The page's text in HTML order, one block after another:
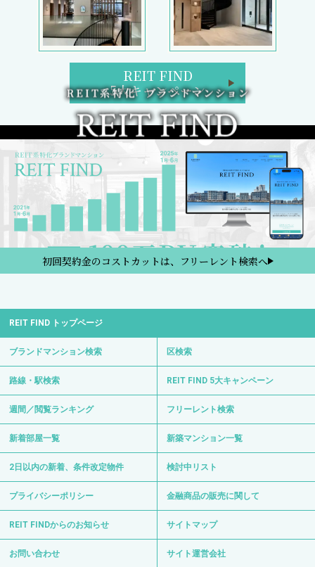
REIT FIND
5大キャンペーン
初回契約金のコストカットは、フリーレント検索へ
REIT FIND トップページ
ブランドマンション検索 区検索
路線・駅検索 REIT FIND 5大キャンペーン
週間／閲覧ランキング フリーレント検索
新着部屋一覧 新築マンション一覧
2日以内の新着、条件改定物件 検討中リスト
プライバシーポリシー 金融商品の販売に関して
REIT FINDからのお知らせ サイトマップ
お問い合わせ サイト運営会社